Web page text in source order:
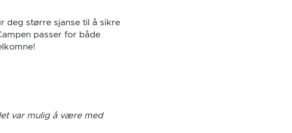
deg større sjanse til å sikre
passer for både
var mulig å være med